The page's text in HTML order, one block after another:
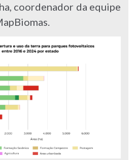
coordenador da equipe